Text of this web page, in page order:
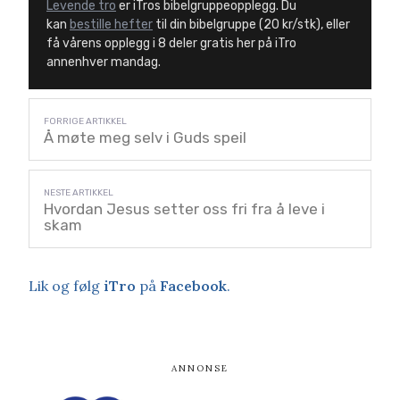
Levende tro er iTros bibelgruppeopplegg. Du
kan bestille hefter til din bibelgruppe (20 kr/stk), eller
få vårens opplegg i 8 deler gratis her på iTro
annenhver mandag.
Å møte meg selv i Guds speil
Hvordan Jesus setter oss fri fra å leve i
skam
Lik og følg iTro på Facebook.